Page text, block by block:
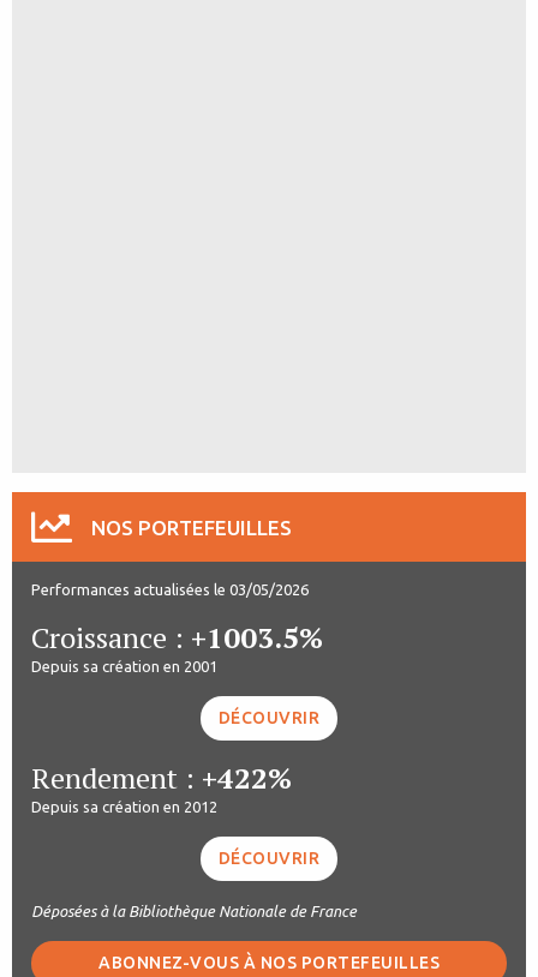
NOS PORTEFEUILLES
Performances actualisées le 03/05/2026
Croissance : +1003.5%
Depuis sa création en 2001
DÉCOUVRIR
Rendement : +422%
Depuis sa création en 2012
DÉCOUVRIR
Déposées à la Bibliothèque Nationale de France
ABONNEZ-VOUS À NOS PORTEFEUILLES